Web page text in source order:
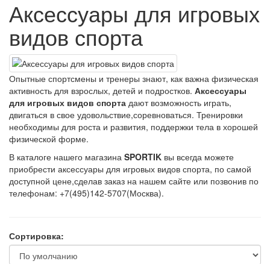
Аксессуары для игровых
видов спорта
Опытные спортсмены и тренеры знают, как важна физическая
активность для взрослых, детей и подростков. Аксессуары
для игровых видов спорта дают возможность играть,
двигаться в свое удовольствие,соревноваться. Тренировки
необходимы для роста и развития, поддержки тела в хорошей
физической форме.
В каталоге нашего магазина SPORTIK вы всегда можете
приобрести аксессуары для игровых видов спорта, по самой
доступной цене,сделав заказ на нашем сайте или позвонив по
телефонам: +7(495)142-5707(Москва).
Сортировка: